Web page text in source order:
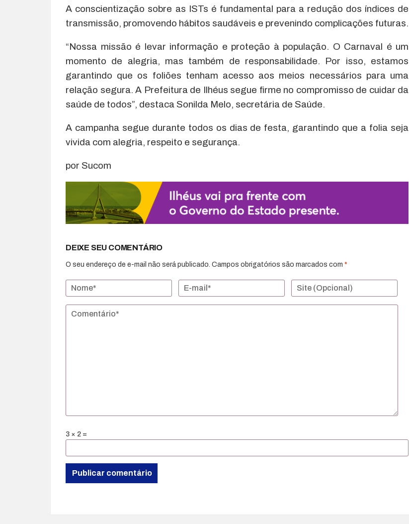
A conscientização sobre as ISTs é fundamental para a redução dos índices de
transmissão, promovendo hábitos saudáveis e prevenindo complicações futuras.
“Nossa missão é levar informação e proteção à população. O Carnaval é um
momento de alegria, mas também de responsabilidade. Por isso, estamos
garantindo que os foliões tenham acesso aos meios necessários para uma
relação segura. A Prefeitura de Ilhéus segue firme no compromisso de cuidar da
saúde de todos”, destaca Sonilda Melo, secretária de Saúde.
A campanha segue durante todos os dias de festa, garantindo que a folia seja
vivida com alegria, respeito e segurança.
por Sucom
DEIXE SEU COMENTÁRIO
O seu endereço de e-mail não será publicado. Campos obrigatórios são marcados com *
3 × 2 =